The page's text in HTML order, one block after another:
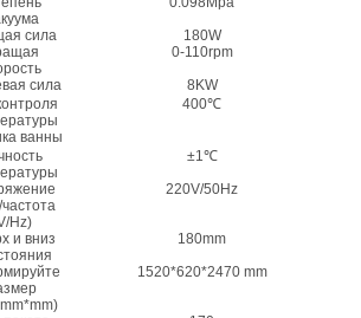
сила
180W
0-110rpm
сила
8KW
ванны
400℃
±1℃
частота
Hz)
220V/50Hz
и вниз
180mm
1520*620*2470 mm